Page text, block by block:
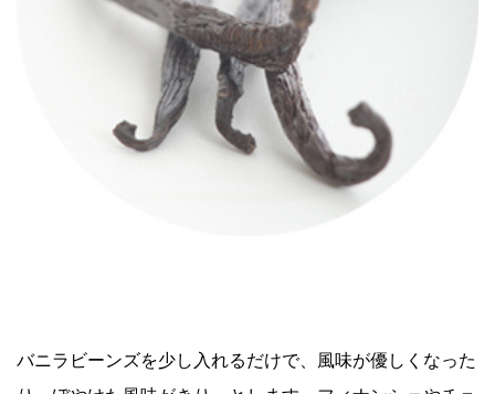
バニラビーンズを少し入れるだけで、風味が優しくなった